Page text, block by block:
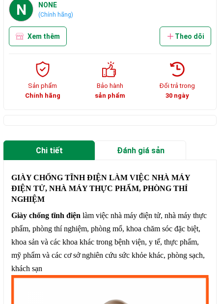
N NONE
(Chính hãng)
Xem thêm Theo dõi
Sản phẩm
Chính hãng
Bảo hành
sản phẩm
Đổi trả trong
30 ngày
Chi tiết Đánh giá sản
GIÀY CHỐNG TĨNH ĐIỆN LÀM VIỆC NHÀ MÁY
ĐIỆN TỬ, NHÀ MÁY THỰC PHẨM, PHÒNG THÍ
NGHIỆM
Giày chống tĩnh điện làm việc nhà máy điện tử, nhà máy thực
phẩm, phòng thí nghiệm, phòng mổ, khoa chăm sóc đặc biệt,
khoa sản và các khoa khác trong bệnh viện, y tế, thực phẩm,
mỹ phẩm và các cơ sở nghiên cứu sức khỏe khác, phòng sạch,
khách sạn